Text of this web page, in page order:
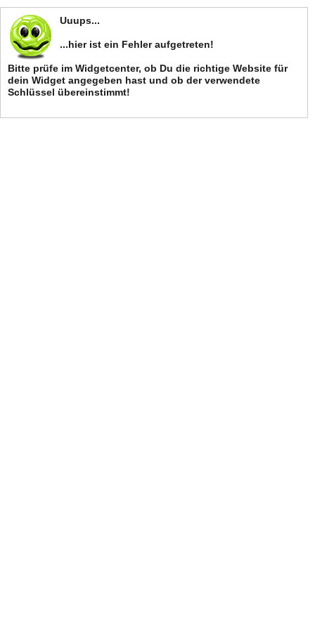
Uuups...
...hier ist ein Fehler aufgetreten!
Bitte prüfe im Widgetcenter, ob Du die richtige Website für
dein Widget angegeben hast und ob der verwendete
Schlüssel übereinstimmt!